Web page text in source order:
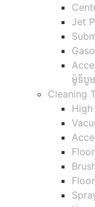
Jet
ម៉ូទ័បូ
Cleaning
High